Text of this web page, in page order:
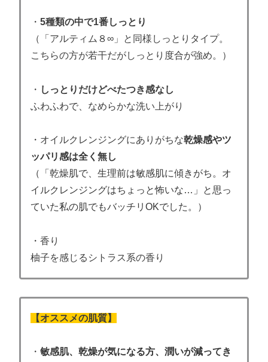
・ 5種類の中で1番しっとり
（「アルティム８∞」と同様しっとりタイプ。
こちらの方が若干だがしっとり度合が強め。）
・ しっとりだけどべたつき感なし
ふわふわで、 なめらかな洗い上がり
・オイルクレンジングにありがちな乾燥感やツ
ッパリ感は全く無し
（「乾燥肌で、生理前は敏感肌に傾きがち。オ
イルクレンジングはちょっと怖いな…」と思っ
ていた私の肌でもバッチリOKでした。）
・香り
柚子を感じるシトラス系の香り
【オススメの肌質】
・ 敏感肌、 乾燥が気になる方、潤いが減ってき